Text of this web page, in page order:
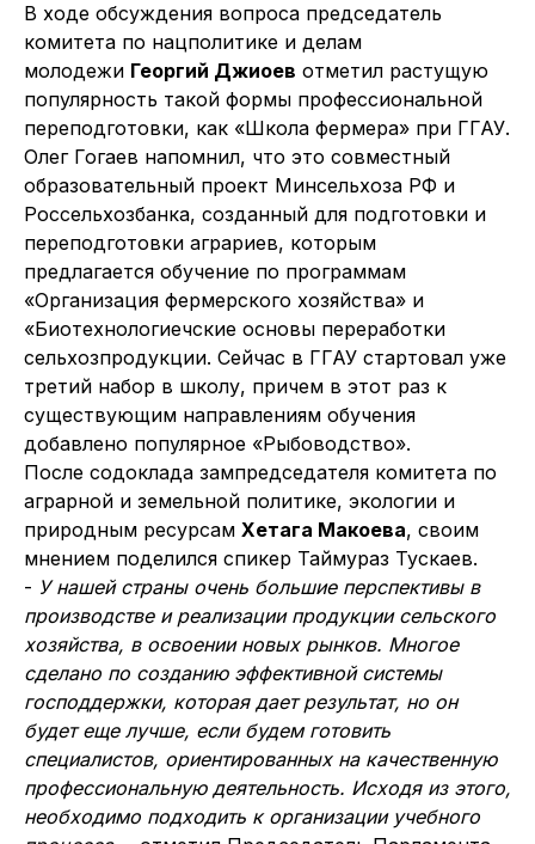
В ходе обсуждения вопроса председатель
комитета по нацполитике и делам
молодежи Георгий Джиоев отметил растущую
популярность такой формы профессиональной
переподготовки, как «Школа фермера» при ГГАУ.
Олег Гогаев напомнил, что это совместный
образовательный проект Минсельхоза РФ и
Россельхозбанка, созданный для подготовки и
переподготовки аграриев, которым
предлагается обучение по программам
«Организация фермерского хозяйства» и
«Биотехнологиечские основы переработки
сельхозпродукции. Сейчас в ГГАУ стартовал уже
третий набор в школу, причем в этот раз к
существующим направлениям обучения
добавлено популярное «Рыбоводство».
После содоклада зампредседателя комитета по
аграрной и земельной политике, экологии и
природным ресурсам Хетага Макоева, своим
мнением поделился спикер Таймураз Тускаев.
- У нашей страны очень большие перспективы в
производстве и реализации продукции сельского
хозяйства, в освоении новых рынков. Многое
сделано по созданию эффективной системы
господдержки, которая дает результат, но он
будет еще лучше, если будем готовить
специалистов, ориентированных на качественную
профессиональную деятельность. Исходя из этого,
необходимо подходить к организации учебного